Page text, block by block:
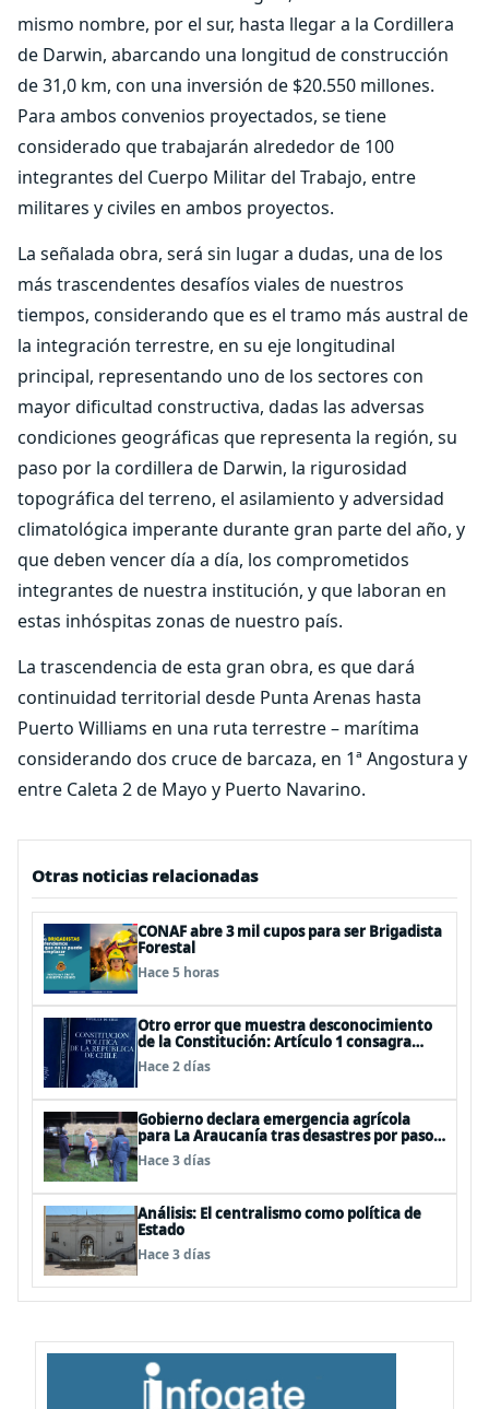
mismo nombre, por el sur, hasta llegar a la Cordillera
de Darwin, abarcando una longitud de construcción
de 31,0 km, con una inversión de $20.550 millones.
Para ambos convenios proyectados, se tiene
considerado que trabajarán alrededor de 100
integrantes del Cuerpo Militar del Trabajo, entre
militares y civiles en ambos proyectos.
La señalada obra, será sin lugar a dudas, una de los
más trascendentes desafíos viales de nuestros
tiempos, considerando que es el tramo más austral de
la integración terrestre, en su eje longitudinal
principal, representando uno de los sectores con
mayor dificultad constructiva, dadas las adversas
condiciones geográficas que representa la región, su
paso por la cordillera de Darwin, la rigurosidad
topográfica del terreno, el asilamiento y adversidad
climatológica imperante durante gran parte del año, y
que deben vencer día a día, los comprometidos
integrantes de nuestra institución, y que laboran en
estas inhóspitas zonas de nuestro país.
La trascendencia de esta gran obra, es que dará
continuidad territorial desde Punta Arenas hasta
Puerto Williams en una ruta terrestre – marítima
considerando dos cruce de barcaza, en 1ª Angostura y
entre Caleta 2 de Mayo y Puerto Navarino.
Otras noticias relacionadas
CONAF abre 3 mil cupos para ser Brigadista
Forestal
Hace 5 horas
Otro error que muestra desconocimiento
de la Constitución: Artículo 1 consagra
resguardar la seguridad nacional y
proteger a los ciudadanos
Hace 2 días
Gobierno declara emergencia agrícola
para La Araucanía tras desastres por pasos
de sistemas frontales
Hace 3 días
Análisis: El centralismo como política de
Estado
Hace 3 días